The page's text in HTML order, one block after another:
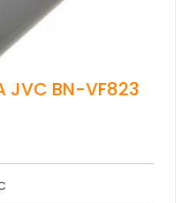
JVC BN-VF823